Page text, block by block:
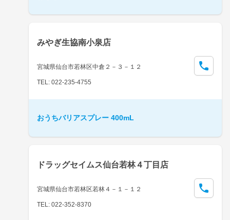
みやぎ生協南小泉店
宮城県仙台市若林区中倉２－３－１２
TEL: 022-235-4755
おうちバリアスプレー 400mL
ドラッグセイムス仙台若林４丁目店
宮城県仙台市若林区若林４－１－１２
TEL: 022-352-8370